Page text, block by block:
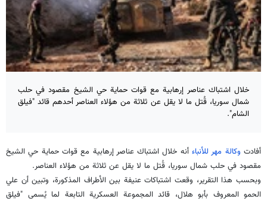
خلال اشتباك عناصر إرهابية مع قوات حماية حي الشيخ مقصود في حلب
شمال سوريا، قُتل ما لا يقل عن ثلاثة من هؤلاء العناصر أحدهم قائد "فيلق
الشام".
أفادت وكالة مهر للأنباءأنه خلال اشتباك عناصر إرهابية مع قوات حماية حي الشيخ
مقصود في حلب شمال سوريا، قُتل ما لا يقل عن ثلاثة من هؤلاء العناصر.
وبحسب هذا التقرير، وقعت اشتباكات عنيفة بين الأطراف المذكورة، وتبين أن علي
الحمو المعروف بأبو هلال، قائد المجموعة العسكرية التابعة لما يُسمى "فيلق